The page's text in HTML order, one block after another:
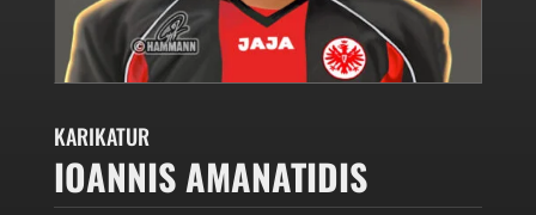
KARIKATUR
IOANNIS AMANATIDIS